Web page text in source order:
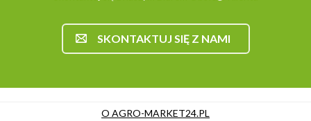
SKONTAKTUJ SIĘ Z NAMI
O AGRO-MARKET24.PL